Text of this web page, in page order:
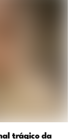
trágico da